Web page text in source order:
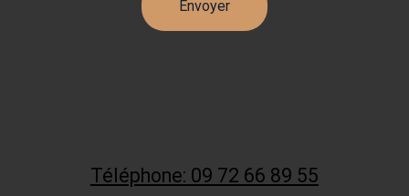
Téléphone: 09 72 66 89 55